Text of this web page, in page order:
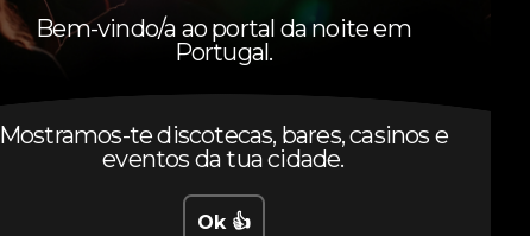
Bem-vindo/a ao portal da noite em
Portugal.
Mostramos-te discotecas, bares, casinos e
eventos da tua cidade.
Ok 👍